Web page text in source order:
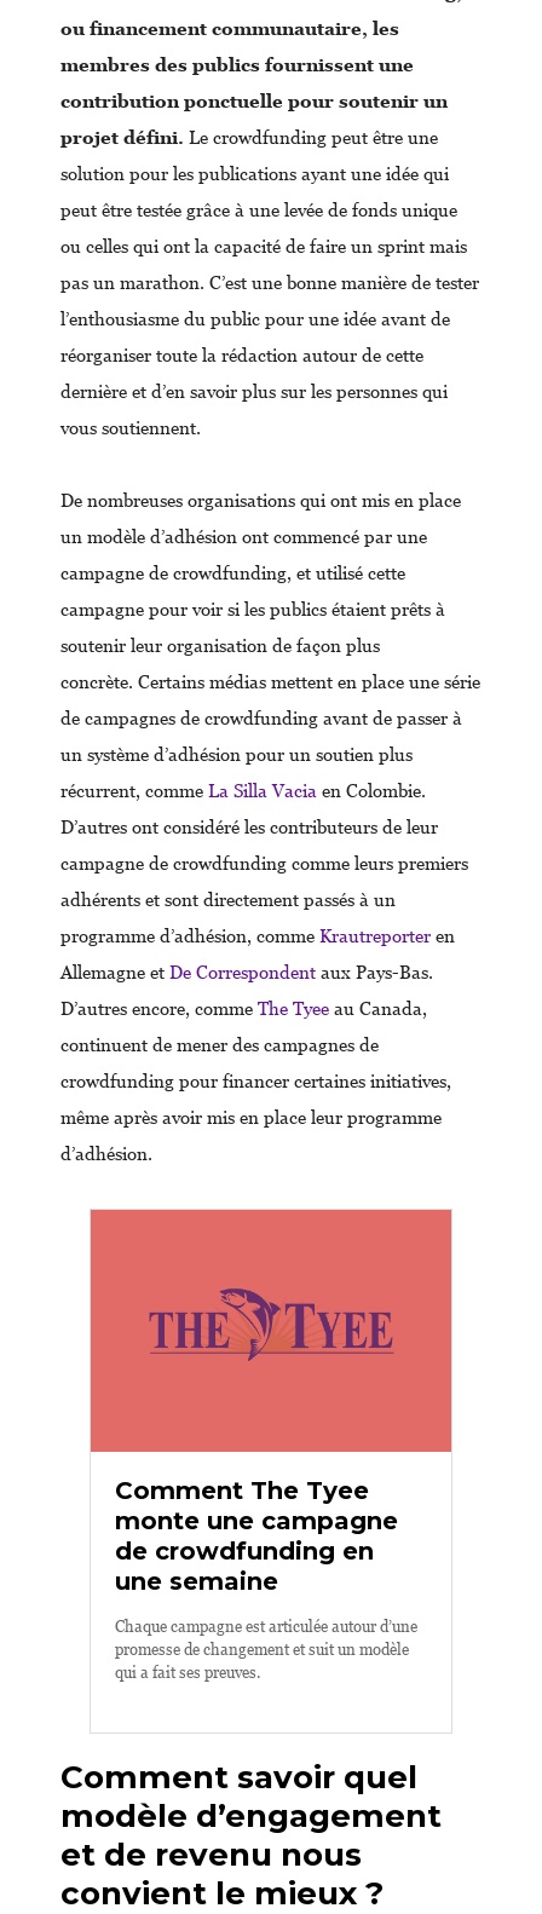
ou financement communautaire, les
membres des publics fournissent une
contribution ponctuelle pour soutenir un
projet défini. Le crowdfunding peut être une
solution pour les publications ayant une idée qui
peut être testée grâce à une levée de fonds unique
ou celles qui ont la capacité de faire un sprint mais
pas un marathon. C’est une bonne manière de tester
l’enthousiasme du public pour une idée avant de
réorganiser toute la rédaction autour de cette
dernière et d’en savoir plus sur les personnes qui
vous soutiennent.
De nombreuses organisations qui ont mis en place
un modèle d’adhésion ont commencé par une
campagne de crowdfunding, et utilisé cette
campagne pour voir si les publics étaient prêts à
soutenir leur organisation de façon plus
concrète. Certains médias mettent en place une série
de campagnes de crowdfunding avant de passer à
un système d’adhésion pour un soutien plus
récurrent, comme La Silla Vacia en Colombie.
D’autres ont considéré les contributeurs de leur
campagne de crowdfunding comme leurs premiers
adhérents et sont directement passés à un
programme d’adhésion, comme Krautreporter en
Allemagne et De Correspondent aux Pays-Bas.
D’autres encore, comme The Tyee au Canada,
continuent de mener des campagnes de
crowdfunding pour financer certaines initiatives,
même après avoir mis en place leur programme
d’adhésion.
Comment The Tyee
monte une campagne
de crowdfunding en
une semaine
Chaque campagne est articulée autour d’une
promesse de changement et suit un modèle
qui a fait ses preuves.
Comment savoir quel
modèle d’engagement
et de revenu nous
convient le mieux ?